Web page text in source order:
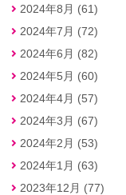
2024年8月 (61)
2024年7月 (72)
2024年6月 (82)
2024年5月 (60)
2024年4月 (57)
2024年3月 (67)
2024年2月 (53)
2024年1月 (63)
2023年12月 (77)